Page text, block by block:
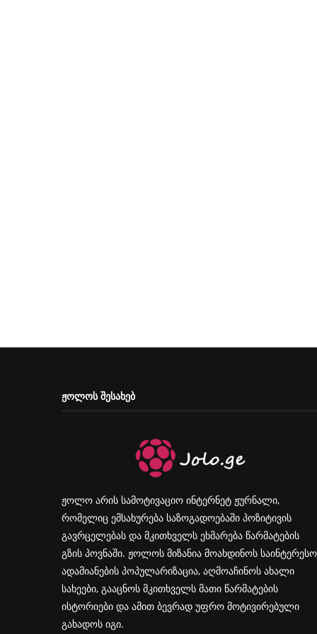
ᲟᲝᲚᲝᲡ ᲨᲔᲡᲐᲮᲔᲑ
ჟოლო არის სამოტივაციო ინტერნეტ ჟურნალი,
რომელიც ემსახურება საზოგადოებაში პოზიტივის
გავრცელებას და მკითხველს ეხმარება წარმატების
გზის პოვნაში. ჟოლოს მიზანია მოახდინოს საინტერესო
ადამიანების პოპულარიზაცია, აღმოაჩინოს ახალი
სახეები, გააცნოს მკითხველს მათი წარმატების
ისტორიები და ამით ბევრად უფრო მოტივირებული
გახადოს იგი.